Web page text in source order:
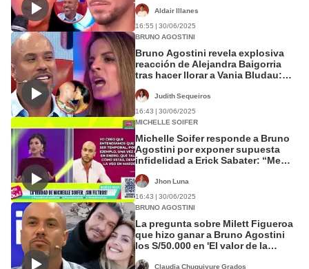
lo celebro"
Aldair Illanes
16:55 | 30/06/2025
BRUNO AGOSTINI
Bruno Agostini revela explosiva
reacción de Alejandra Baigorria
tras hacer llorar a Vania Bludau:
Judith Sequeiros
16:43 | 30/06/2025
MICHELLE SOIFER
Michelle Soifer responde a Bruno
Agostini por exponer supuesta
infidelidad a Erick Sabater: “Me
Jhon Luna
16:43 | 30/06/2025
BRUNO AGOSTINI
La pregunta sobre Milett Figueroa
que hizo ganar a Bruno Agostini
los S/50.000 en 'El valor de la
Claudia Chuquiyure Grados